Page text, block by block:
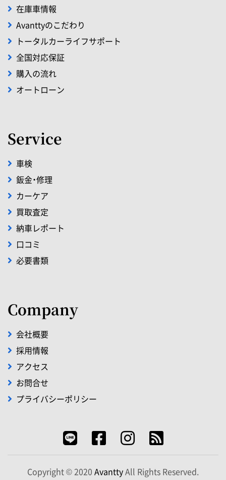
在庫車情報
Avanttyのこだわり
トータルカーライフサポート
全国対応保証
購入の流れ
オートローン
Service
車検
鈑金・修理
カーケア
買取査定
納車レポート
口コミ
必要書類
Company
会社概要
採用情報
アクセス
お問合せ
プライバシーポリシー
Copyright © 2020 AvanttyAll Rights Reserved.